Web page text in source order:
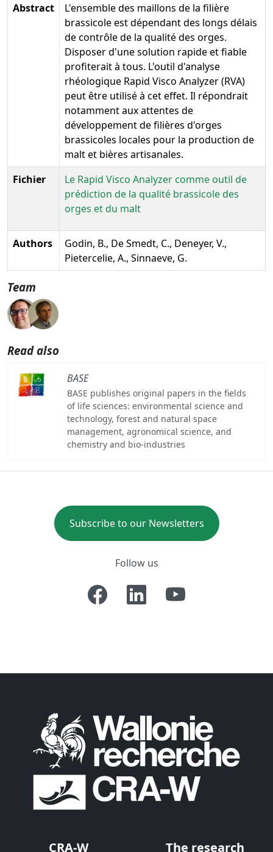
Abstract
L'ensemble des maillons de la filière
brassicole est dépendant des longs délais
de contrôle de la qualité des orges.
Disposer d'une solution rapide et fiable
profiterait à tous. L'outil d'analyse
rhéologique Rapid Visco Analyzer (RVA)
peut être utilisé à cet effet. Il répondrait
notamment aux attentes de
développement de filières d'orges
brassicoles locales pour la production de
malt et bières artisanales.
Fichier
Le Rapid Visco Analyzer comme outil de
prédiction de la qualité brassicole des
orges et du malt
Authors
Godin, B., De Smedt, C., Deneyer, V.,
Pietercelie, A., Sinnaeve, G.
Team
Read also
BASE
BASE publishes original papers in the fields
of life sciences: environmental science and
technology, forest and natural space
management, agronomical science, and
chemistry and bio-industries
Subscribe to our Newsletters
Follow us
CRA-W The research